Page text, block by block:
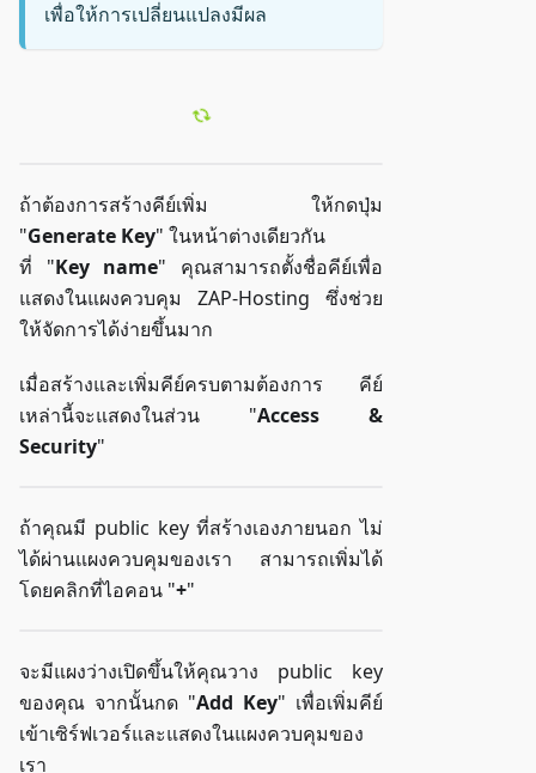
เพื่อให้การเปลี่ยนแปลงมีผล
ถ้าต้องการสร้างคีย์เพิ่ม ให้กดปุ่ม
"Generate Key" ในหน้าต่างเดียวกัน
ที่ "Key name" คุณสามารถตั้งชื่อคีย์เพื่อ
แสดงในแผงควบคุม ZAP-Hosting ซึ่งช่วย
ให้จัดการได้ง่ายขึ้นมาก
เมื่อสร้างและเพิ่มคีย์ครบตามต้องการ คีย์
เหล่านี้จะแสดงในส่วน "Access &
Security"
ถ้าคุณมี public key ที่สร้างเองภายนอก ไม่
ได้ผ่านแผงควบคุมของเรา สามารถเพิ่มได้
โดยคลิกที่ไอคอน "+"
จะมีแผงว่างเปิดขึ้นให้คุณวาง public key
ของคุณ จากนั้นกด "Add Key" เพื่อเพิ่มคีย์
เข้าเซิร์ฟเวอร์และแสดงในแผงควบคุมของ
เรา